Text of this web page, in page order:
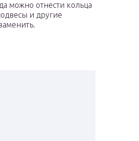
можно отнести кольца
и другие